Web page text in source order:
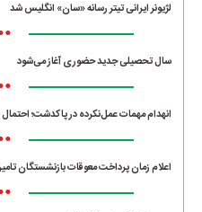
لژیونر ایرانی تیتر رسانه «سان» انگلیس شد
سال تحصیلی جدید حضوری آغاز می‌شود
انهدام مهمات عمل‌نکرده در پاکدشت؛
اعلام زمان پرداخت معوقات بازنشستگان